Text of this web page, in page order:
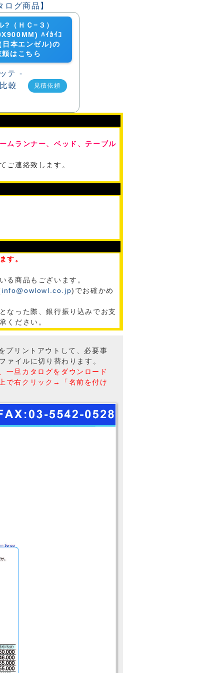
?（ＨＣ−３）
ﾊｲｶｲｺ
本エンゼル)の
頼はこちら
見積依頼
ムランナー、ベッド、テーブル
ご連絡致します。
す。
る商品もございます。
info@owlowl.co.jp)でお確かめ
なった際、銀行振り込みでお支
ください。
プリントアウトして、必要事
イルに切り替わります。
一旦カタログをダウンロード
で右クリック→「名前を付け